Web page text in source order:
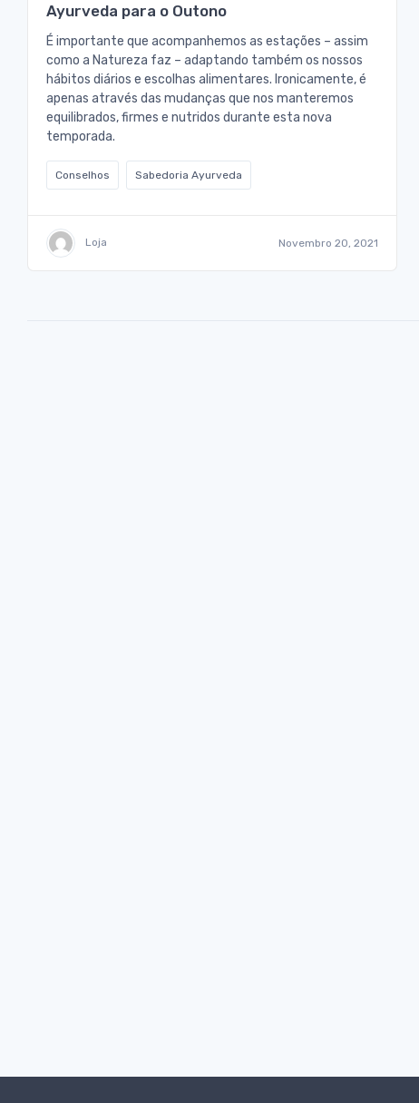
Ayurveda para o Outono
É importante que acompanhemos as estações – assim
como a Natureza faz – adaptando também os nossos
hábitos diários e escolhas alimentares. Ironicamente, é
apenas através das mudanças que nos manteremos
equilibrados, firmes e nutridos durante esta nova
temporada.
Conselhos Sabedoria Ayurveda
Loja Novembro 20, 2021